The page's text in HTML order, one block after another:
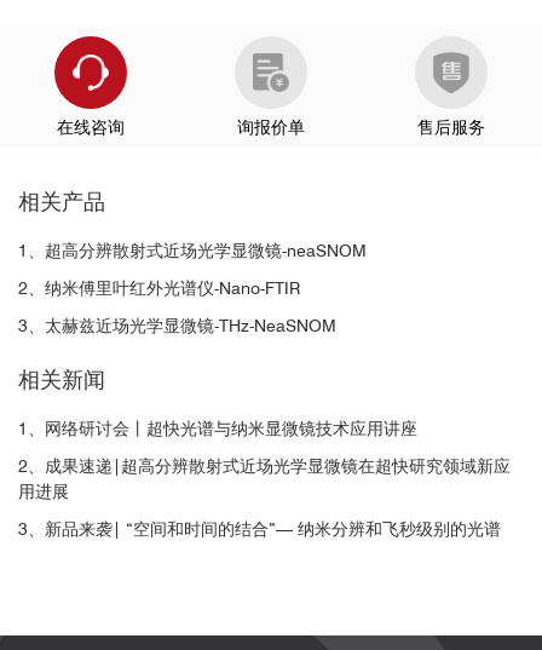
在线咨询 询报价单 售后服务
相关产品
1、超高分辨散射式近场光学显微镜-neaSNOM
2、纳米傅里叶红外光谱仪-Nano-FTIR
3、太赫兹近场光学显微镜-THz-NeaSNOM
相关新闻
1、网络研讨会丨超快光谱与纳米显微镜技术应用讲座
2、成果速递|超高分辨散射式近场光学显微镜在超快研究领域新应
用进展
3、新品来袭| “空间和时间的结合”— 纳米分辨和飞秒级别的光谱